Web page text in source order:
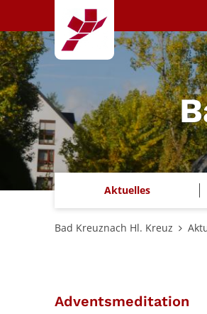
Zum Inhalt springen
Aktuelles
Bad Kreuznach Hl. Kreuz
Adventsmeditation